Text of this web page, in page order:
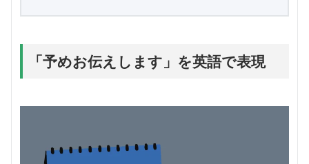
「予めお伝えします」を英語で表現